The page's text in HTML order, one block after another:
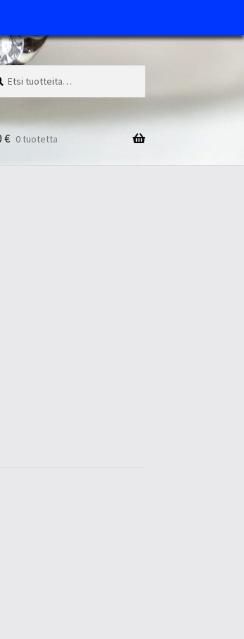
€ 0 tuotetta